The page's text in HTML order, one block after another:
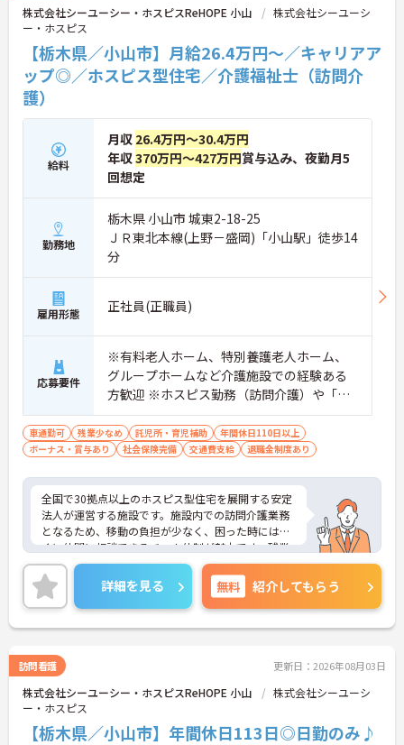
環境です。
★おすすめPOINT★
【無理なくステップアップできる業務内容】
・実務未経験からでも挑戦可能です
・入浴介助なし、まずは生活支援や看護師のサポー
トからスタートできます
・資格取得支援制度を活用し、将来的に訪問介護員
を目指せる環境です
【手厚い待遇と働きやすさの両立】
・介護福祉士手当25,000円あり
・3日以上の連続休暇取得で支援金が支給される独
自の制度があります
・夏季・冬季の特別休暇があり年間休日は113日し
【安心の教育・チームサポート体制】
・手厚い人員配置で困った時もすぐに相談可能です
・2日間のオンライン研修と個人のペースに合わせ
たOJTを実施しています
株式会社シーユーシー・ホスピスReHOPE 小山
株式会社シーユーシ
ー・ホスピス
【栃木県／小山市】月給26.4万円～／キャリアア
ップ◎／ホスピス型住宅／介護福祉士（訪問介
護）
給料
月収 26.4万円～30.4万円
年収370万円～427万円賞与込み、夜勤月5
回想定
勤務地
栃木県 小山市 城東2-18-25
ＪＲ東北本線(上野－盛岡)「小山駅」徒歩14
分
雇用形態 正社員(正職員)
応募要件
※有料老人ホーム、特別養護老人ホーム、
グループホームなど介護施設での経験ある
方歓迎 ※ホスピス勤務（訪問介護）や「看
取り」が初めての方も可
車通勤可 残業少なめ 託児所・育児補助
年間休日110日以上
ボーナス・賞与あり
社会保険完備 交通費支給 退職金制度あり
全国で30拠点以上のホスピス型住宅を展開する安定
法人が運営する施設です。施設内での訪問介護業務
となるため、移動の負担が少なく、困った時にはす
ぐに仲間に相談できるチーム体制が魅力です。残業
は全社平均残業月5時間程度と少なく、3日以上の連
続休暇で支援金が支給される独自の制度や、美容皮
膚科などの割引が受けられる福利厚生も充実してい
ます。ホスピスケアが初めてでも、充実した入社時
研修と資格取得支援制度を活用し、専門性を高めな
す。ご入居者さまの生きる喜びに寄り添いながらチ
ームで協力しながらより良いケアを提供したい方に
ぴったりの環境です。
★おすすめPOINT★
【「看取り・難病ケアのプロ」として成長できる環
詳細を見る 無料 紹介してもらう
訪問看護 更新日：2026年08月03日
株式会社シーユーシー・ホスピスReHOPE 小山
株式会社シーユーシ
ー・ホスピス
【栃木県／小山市】年間休日113日◎日勤のみ♪